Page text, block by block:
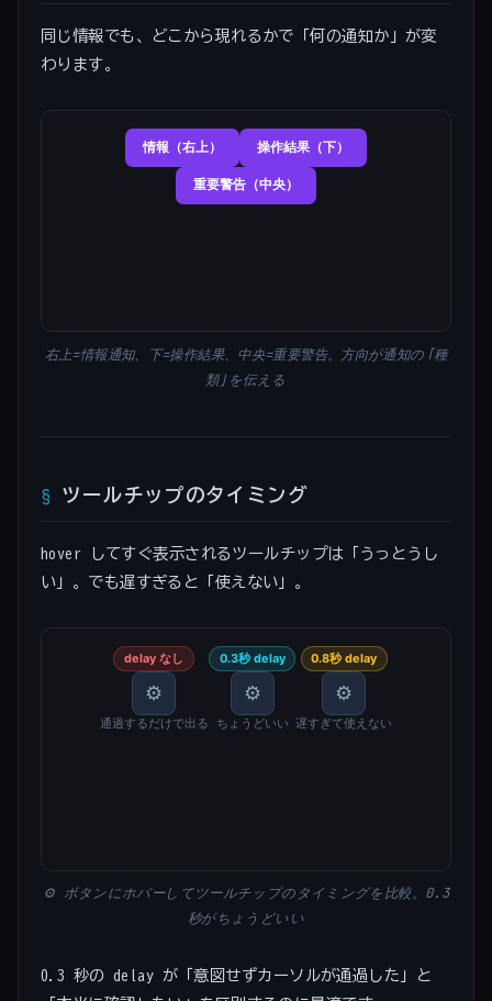
同じ情報でも、どこから現れるかで「何の通知か」が変
わります。
右上=情報通知、下=操作結果、中央=重要警告。方向が通知の「種
類」を伝える
ツールチップのタイミング
hover してすぐ表示されるツールチップは「うっとうし
い」。でも遅すぎると「使えない」。
⚙ ボタンにホバーしてツールチップのタイミングを比較。0.3
秒がちょうどいい
0.3 秒の delay が「意図せずカーソルが通過した」と